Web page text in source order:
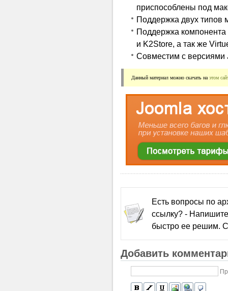
приспособлены под
Поддержка двух типов
Поддержка
и K2Store, а так же
Совместим с версиями
Данный материал можно скачать на этом
Есть вопросы по
ссылку? -
быстро ее решим.
Добавить